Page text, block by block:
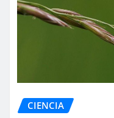
CIENCIA